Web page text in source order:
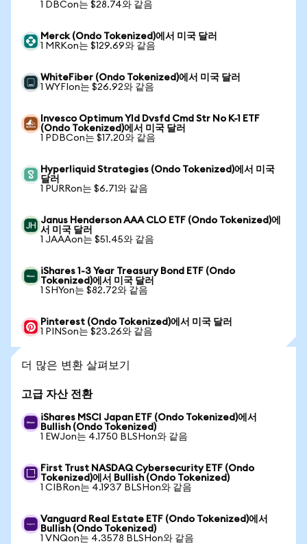
1 DBCon는 $28.74와 같음
Merck (Ondo Tokenized)에서 미국 달러
1 MRKon는 $129.69와 같음
WhiteFiber (Ondo Tokenized)에서 미국 달러
1 WYFIon는 $26.92와 같음
Invesco Optimum Yld Dvsfd Cmd Str No K-1 ETF
(Ondo Tokenized)에서 미국 달러
1 PDBCon는 $17.20와 같음
Hyperliquid Strategies (Ondo Tokenized)에서 미국
달러
1 PURRon는 $6.71와 같음
Janus Henderson AAA CLO ETF (Ondo Tokenized)에
서 미국 달러
1 JAAAon는 $51.45와 같음
iShares 1-3 Year Treasury Bond ETF (Ondo
Tokenized)에서 미국 달러
1 SHYon는 $82.72와 같음
Pinterest (Ondo Tokenized)에서 미국 달러
1 PINSon는 $23.26와 같음
더 많은 변환 살펴보기
고급 자산 전환
iShares MSCI Japan ETF (Ondo Tokenized)에서
Bullish (Ondo Tokenized)
1 EWJon는 4.1750 BLSHon와 같음
First Trust NASDAQ Cybersecurity ETF (Ondo
Tokenized)에서 Bullish (Ondo Tokenized)
1 CIBRon는 4.1937 BLSHon와 같음
Vanguard Real Estate ETF (Ondo Tokenized)에서
Bullish (Ondo Tokenized)
1 VNQon는 4.3578 BLSHon와 같음